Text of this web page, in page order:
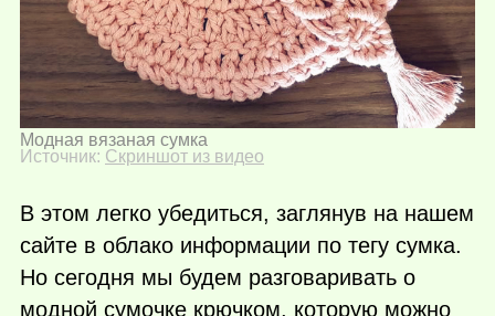
Модная вязаная сумка
Источник: Скриншот из видео
В этом легко убедиться, заглянув на нашем
сайте в облако информации по тегу сумка.
Но сегодня мы будем разговаривать о
модной сумочке крючком, которую можно